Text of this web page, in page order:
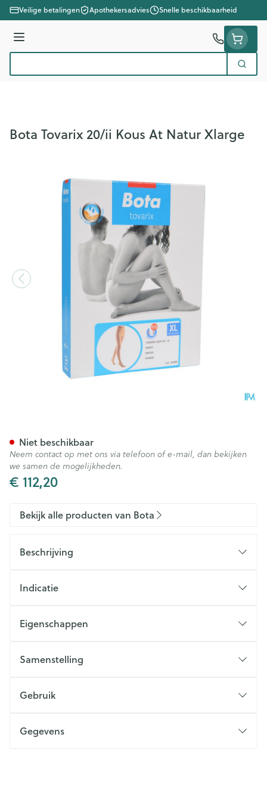
Ga naar de inhoud
Veilige betalingen Apothekersadvies Snelle beschikbaarheid
Menu
Zoek
Bota Tovarix 20/ii Kous At Natur Xlarge
€ 112,20
Niet beschikbaar
Neem contact op met ons via telefoon of e-mail, dan bekijken
we samen de mogelijkheden.
Bekijk alle producten van Bota
Beschrijving
Indicatie
Eigenschappen
Samenstelling
Gebruik
Gegevens